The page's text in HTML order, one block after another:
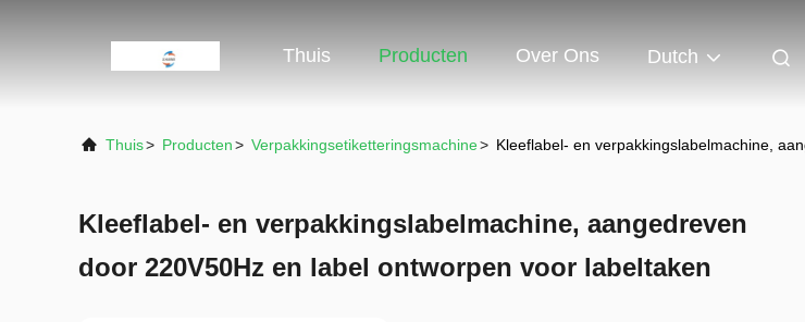
Thuis Producten Over Ons Dutch
Thuis> Producten> Verpakkingsetiketteringsmachine> Kleeflabel- en verpakkingslabelmachine,
Kleeflabel- en verpakkingslabelmachine, aangedreven
door 220V50Hz en label ontworpen voor labeltaken